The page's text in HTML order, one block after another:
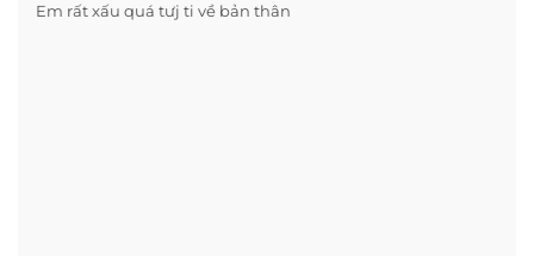
Em rất xấu quá tưj ti về bản thân